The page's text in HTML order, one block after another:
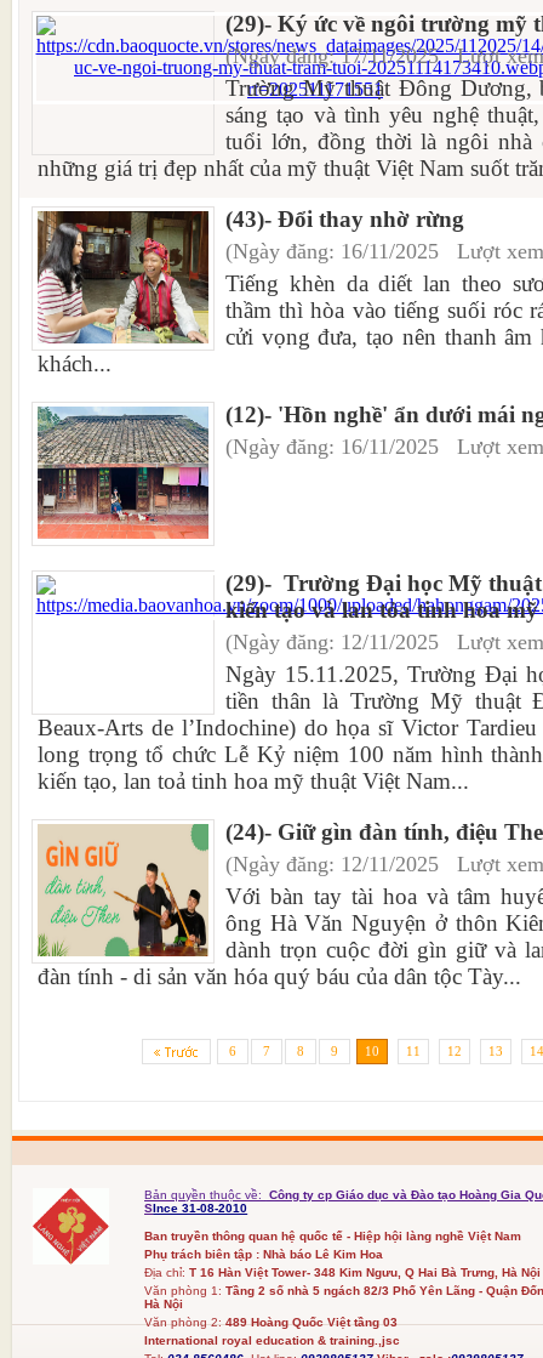
(29)- Ký ức về ngôi trường mỹ
(Ngày đăng: 17/11/2025 Lượt
Trường Mỹ thuật Đông Dương,
sáng tạo và tình yêu nghệ
tuổi lớn, đồng thời là ngôi
những giá trị đẹp nhất của mỹ thuật Việt Nam suốt
(43)- Đổi thay nhờ rừng
(Ngày đăng: 16/11/2025 Lượt
Tiếng khèn da diết lan theo
thầm thì hòa vào tiếng suối róc
cửi vọng đưa, tạo nên thanh
khách...
(12)- 'Hồn nghề' ẩn dưới mái
(Ngày đăng: 16/11/2025 Lượt
(29)- ​ Trường Đại học Mỹ
kiến tạo và lan tỏa tinh hoa
(Ngày đăng: 12/11/2025 Lượt
Ngày 15.11.2025, Trường Đại
tiền thân là Trường Mỹ thuật
Beaux-Arts de l’Indochine) do họa sĩ Victor
long trọng tổ chức Lễ Kỷ niệm 100 năm hình
kiến tạo, lan toả tinh hoa mỹ thuật Việt Nam...
(24)- Giữ gìn đàn tính, điệu
(Ngày đăng: 12/11/2025 Lượt
Với bàn tay tài hoa và tâm
ông Hà Văn Nguyện ở thôn
dành trọn cuộc đời gìn giữ và
đàn tính - di sản văn hóa quý báu của dân tộc Tày...
6 7 8 9 10 11 12 13 14
Bản quyền thuộc về:
Công ty cp Giáo dục và Đào tạo Hoàng Gia
SInce 31-08-2010
Ban truyền thông quan hệ quốc tế - Hiệp hội làng nghề Việt Nam
Phụ trách biên tập : Nhà báo Lê Kim Hoa
Địa chỉ: T 16 Hàn Việt Tower- 348 Kim Ngưu, Q Hai Bà Trưng, Hà Nội
Văn phòng 1:Tầng 2 số nhà 5 ngách 82/3 Phố Yên Lãng - Quận
Hà Nội
Văn phòng 2:489 Hoàng Quốc Việt tầng 03
International royal education & training.,jsc